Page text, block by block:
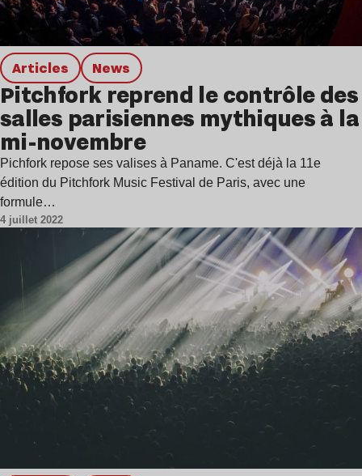
Articles news
Pitchfork reprend le contrôle des
salles parisiennes mythiques à la
mi-novembre
Pichfork repose ses valises à Paname. C'est déjà la 11e
édition du Pitchfork Music Festival de Paris, avec une
formule…
4 juillet 2022